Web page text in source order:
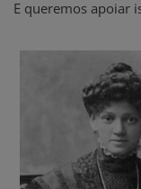
E queremos apoiar